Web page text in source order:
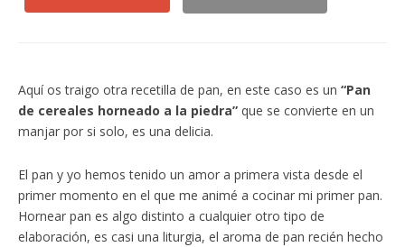
Aquí os traigo otra recetilla de pan, en este caso es un “Pan
de cereales horneado a la piedra” que se convierte en un
manjar por si solo, es una delicia.
El pan y yo hemos tenido un amor a primera vista desde el
primer momento en el que me animé a cocinar mi primer pan.
Hornear pan es algo distinto a cualquier otro tipo de
elaboración, es casi una liturgia, el aroma de pan recién hecho